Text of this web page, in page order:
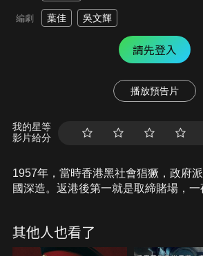
編劇 葉佳 吳文輝
請先登入
播放預告片
我的星等
影片給分
1957年，當時香港黑社會猖獗，政府
國深造。返港後第一就是取締賭場，一
法。於是他同兩名助手鄭華及李炳強一
追查至一洋服工廠，但李炳強卻遭襲
其他人也看了